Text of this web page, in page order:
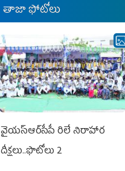
తాజా ఫోటోలు
వైయ‌స్ఆర్‌సీపీ రిలే నిరాహార
దీక్షలు..ఫొటోలు 2